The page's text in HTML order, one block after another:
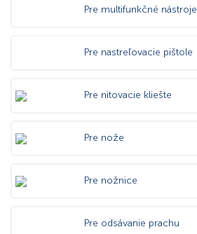
Pre multifunkčné nástroje
Pre nastreľovacie pištole
Pre nitovacie kliešte
Pre nože
Pre nožnice
Pre odsávanie prachu